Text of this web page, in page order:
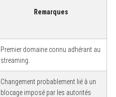
Remarques
Premier domaine connu adhérant au
streaming.
Changement probablement lié à un
blocage imposé par les autorités